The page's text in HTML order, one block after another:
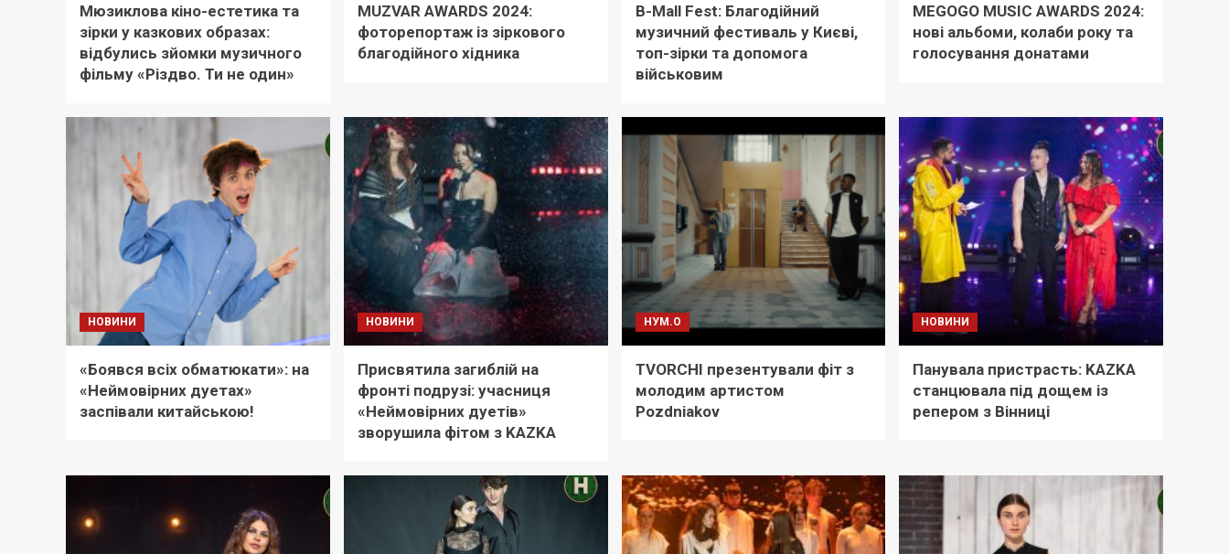
Мюзиклова кіно-естетика та
зірки у казкових образах:
відбулись зйомки музичного
фільму «Різдво. Ти не один»
MUZVAR AWARDS 2024:
фоторепортаж із зіркового
благодійного хідника
B-Mall Fest: Благодійний
музичний фестиваль у Києві,
топ-зірки та допомога
військовим
MEGOGO MUSIC AWARDS 2024:
нові альбоми, колаби року та
голосування донатами
НОВИНИ
«Боявся всіх обматюкати»: на
«Неймовірних дуетах»
заспівали китайською!
НОВИНИ
Присвятила загиблій на
фронті подрузі: учасниця
«Неймовірних дуетів»
зворушила фітом з KAZKA
НУМ.О
TVORCHI презентували фіт з
молодим артистом
Pozdniakov
НОВИНИ
Панувала пристрасть: KAZKA
станцювала під дощем із
репером з Вінниці